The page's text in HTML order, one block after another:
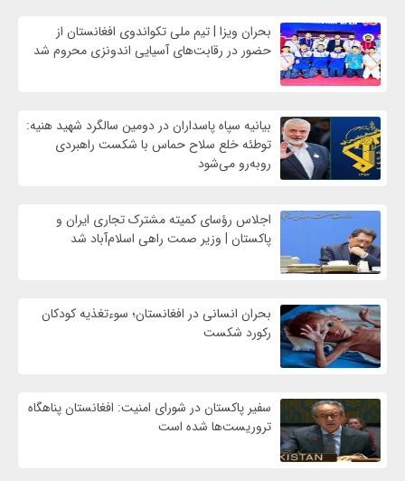
بحران ویزا | تیم ملی تکواندوی افغانستان از
حضور در رقابت‌های آسیایی اندونزی محروم شد
بیانیه سپاه پاسداران در دومین سالگرد شهید هنیه:
توطئه خلع سلاح حماس با شکست راهبردی
روبه‌رو می‌شود
اجلاس رؤسای کمیته مشترک تجاری ایران و
پاکستان | وزیر صمت راهی اسلام‌آباد شد
بحران انسانی در افغانستان؛ سوءتغذیه کودکان
رکورد شکست
سفیر پاکستان در شورای امنیت: افغانستان پناهگاه
تروریست‌ها شده است